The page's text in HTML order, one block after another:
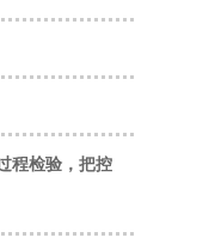
程检验，把控